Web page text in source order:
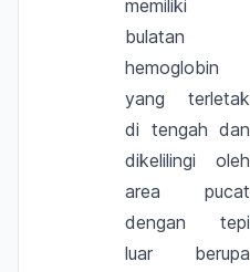
memiliki
bulatan
hemoglobin
yang terletak
di tengah dan
dikelilingi oleh
area pucat
dengan tepi
luar berupa